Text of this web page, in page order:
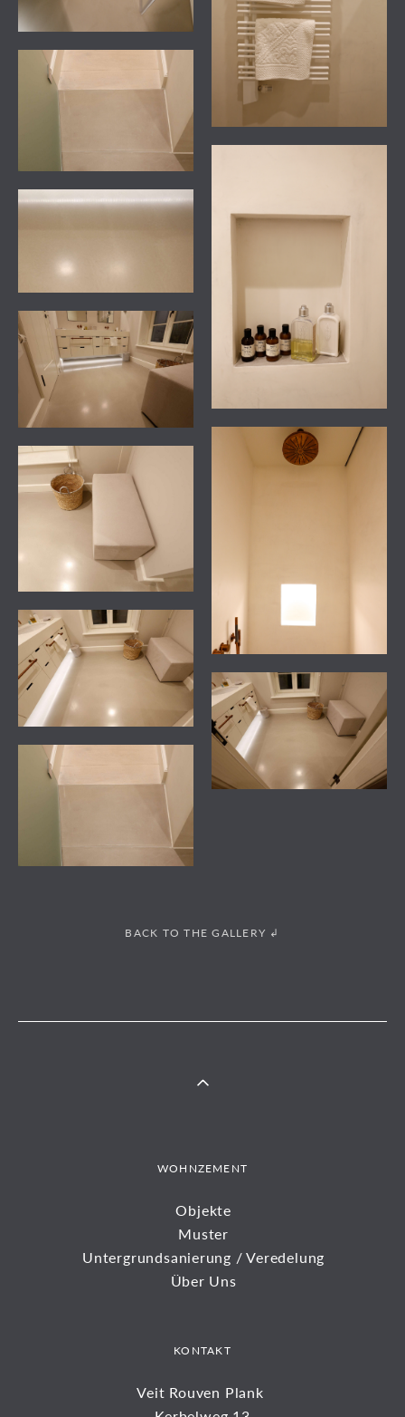
BACK TO THE GALLERY ↲
WOHNZEMENT
Objekte
Muster
Untergrundsanierung / Veredelung
Über Uns
KONTAKT
Veit Rouven Plank